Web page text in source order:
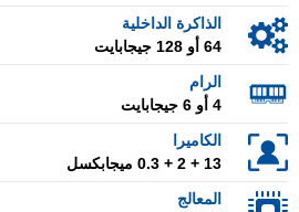
الذاكرة الداخلية
64 أو 128 جيجابايت
الرام
4 أو 6 جيجابايت
الكاميرا
13 + 2 + 0.3 ميجابكسل
المعالج